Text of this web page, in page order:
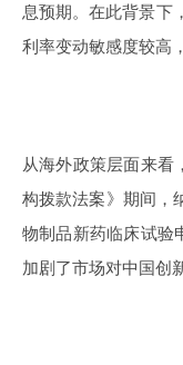
息预期。在此背景下
利率变动敏感度较高
从海外政策层面来看
构拨款法案》期间，
物制品新药临床试验
加剧了市场对中国创